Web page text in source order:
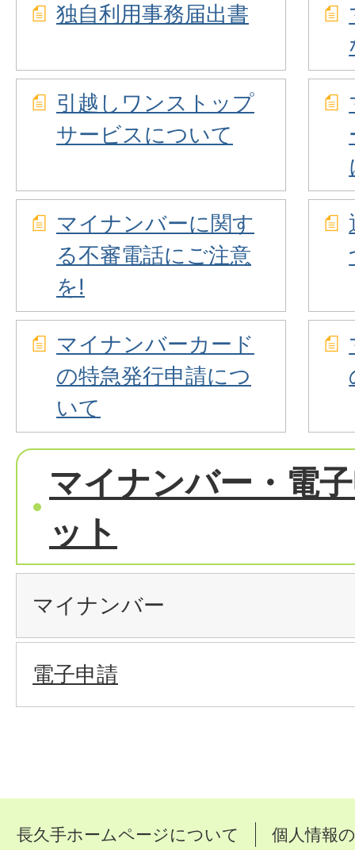
独自利用事務届出書
引越しワンストップ
サービスについて
マイナンバーに関す
る不審電話にご注意
を!
マイナンバーカード
の特急発行申請につ
いて
マイナンバー・電
ット
マイナンバー
電子申請
長久手ホームページについて 個人情報